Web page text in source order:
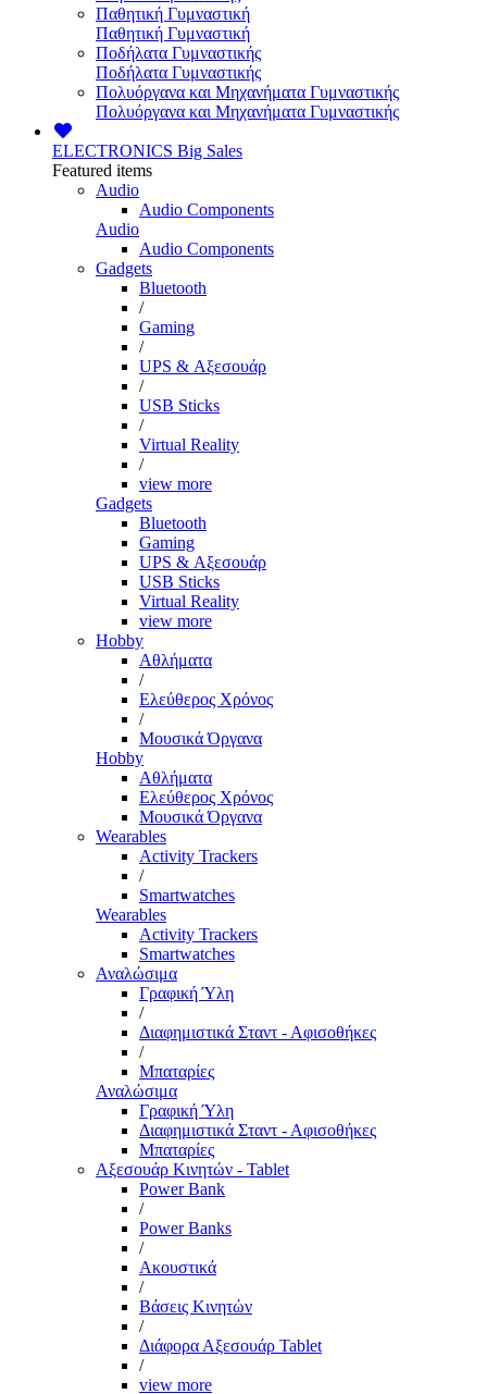
Παθητική Γυμναστική
Παθητική Γυμναστική
Ποδήλατα Γυμναστικής
Ποδήλατα Γυμναστικής
Πολυόργανα και Μηχανήματα Γυμναστικής
Πολυόργανα και Μηχανήματα Γυμναστικής
ELECTRONICS Big Sales
Featured items
Audio
Audio Components
Audio
Audio Components
Gadgets
Bluetooth
/
Gaming
/
UPS & Αξεσουάρ
/
USB Sticks
/
Virtual Reality
/
view more
Gadgets
Bluetooth
Gaming
UPS & Αξεσουάρ
USB Sticks
Virtual Reality
view more
Hobby
Αθλήματα
/
Ελεύθερος Χρόνος
/
Μουσικά Όργανα
Hobby
Αθλήματα
Ελεύθερος Χρόνος
Μουσικά Όργανα
Wearables
Activity Trackers
/
Smartwatches
Wearables
Activity Trackers
Smartwatches
Αναλώσιμα
Γραφική Ύλη
/
Διαφημιστικά Σταντ - Αφισοθήκες
/
Μπαταρίες
Αναλώσιμα
Γραφική Ύλη
Διαφημιστικά Σταντ - Αφισοθήκες
Μπαταρίες
Αξεσουάρ Κινητών - Tablet
Power Bank
/
Power Banks
/
Ακουστικά
/
Βάσεις Κινητών
/
Διάφορα Αξεσουάρ Tablet
/
view more